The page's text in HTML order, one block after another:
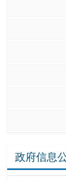
政府信息